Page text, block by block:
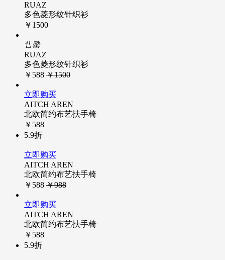
RUAZ
多色菱形纹针织衫
￥1500
售罄
RUAZ
多色菱形纹针织衫
￥588 ￥1500
立即购买
AITCH AREN
北欧简约布艺扶手椅
￥588
5.9折
立即购买
AITCH AREN
北欧简约布艺扶手椅
￥588 ￥988
立即购买
AITCH AREN
北欧简约布艺扶手椅
￥588
5.9折